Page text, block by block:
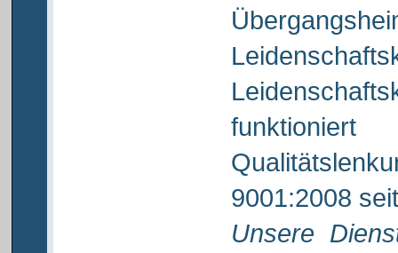
9001:2008
Unsere